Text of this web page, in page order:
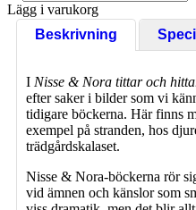
Lägg i varukorg
Beskrivning
I Nisse & Nora tittar och
efter saker i bilder som vi
tidigare böckerna. Här finns
exempel på stranden, hos
trädgårdskalaset.
Nisse & Nora-böckerna rör
vid ämnen och känslor som